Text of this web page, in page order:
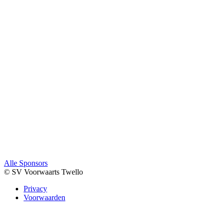
Alle Sponsors
© SV Voorwaarts Twello
Privacy
Voorwaarden